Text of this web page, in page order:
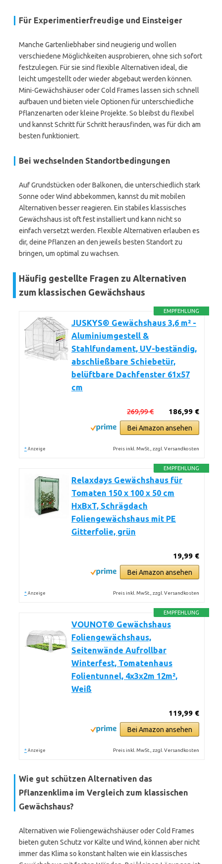
Für Experimentierfreudige und Einsteiger
Manche Gartenliebhaber sind neugierig und wollen
verschiedene Möglichkeiten ausprobieren, ohne sich sofort
festzulegen. Für sie sind flexible Alternativen ideal, die
leicht umgestellt oder wieder abgebaut werden können.
Mini-Gewächshäuser oder Cold Frames lassen sich schnell
aufbauen und bieten viele Optionen für unterschiedliche
Pflanzenarten oder kleine Projekte. So bleibst du flexibel
und kannst Schritt für Schritt herausfinden, was für dich am
besten funktioniert.
Bei wechselnden Standortbedingungen
Auf Grundstücken oder Balkonen, die unterschiedlich stark
Sonne oder Wind abbekommen, kannst du mit mobilen
Alternativen besser reagieren. Ein stabiles klassisches
Gewächshaus ist oft fest installiert und kann nicht so
einfach versetzt werden. Flexible Alternativen erlauben es
dir, deine Pflanzen an den jeweils besten Standort zu
bringen, um optimal zu wachsen.
Häufig gestellte Fragen zu Alternativen
zum klassischen Gewächshaus
EMPFEHLUNG
JUSKYS® Gewächshaus 3,6 m² -
Aluminiumgestell &
Stahlfundament, UV-beständig,
abschließbare Schiebetür,
belüftbare Dachfenster 61x57
cm
186,99 €
269,99 €
Bei Amazon ansehen
* Anzeige Preis inkl. MwSt., zzgl. Versandkosten
EMPFEHLUNG
Relaxdays Gewächshaus für
Tomaten 150 x 100 x 50 cm
HxBxT, Schrägdach
Foliengewächshaus mit PE
Gitterfolie, grün
19,99 €
Bei Amazon ansehen
* Anzeige Preis inkl. MwSt., zzgl. Versandkosten
EMPFEHLUNG
VOUNOT® Gewächshaus
Foliengewächshaus,
Seitenwände Aufrollbar
Winterfest, Tomatenhaus
Folientunnel, 4x3x2m 12m²,
Weiß
119,99 €
Bei Amazon ansehen
* Anzeige Preis inkl. MwSt., zzgl. Versandkosten
Wie gut schützen Alternativen das
Pflanzenklima im Vergleich zum klassischen
Gewächshaus?
Alternativen wie Foliengewächshäuser oder Cold Frames
bieten guten Schutz vor Kälte und Wind, können aber nicht
immer das Klima so konstant halten wie ein klassisches